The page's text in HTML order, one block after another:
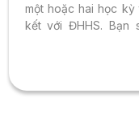
một hoặc hai học
kết với ĐHHS. Bạn
CTTĐSV cho
Hoa Sen là ai? Các
Pháp, Bỉ, Phần Lan,